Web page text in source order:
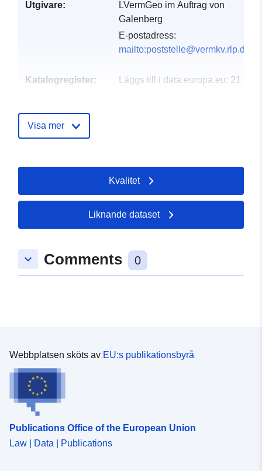
Utgivare:
LVermGeo im Auftrag von
Galenberg
E-postadress:
mailto:poststelle@vermkv.rlp.de
Katalogregister: Läggs till i data.europa.eu: 21
50.4399 ], [ 7.19364,
50.4399 ], [ 7.19364,
50.4392 ], [ 7.19164,
50.4392 ], [ 7.19164,
uriRef:
http://data.europa.eu/88u/dataset/
Visa mer
Kvalitet
Liknande dataset
keyboard_arrow_down Comments 0
Webbplatsen sköts av EU:s publikationsbyrå
Publications Office of the European Union
Law | Data | Publications